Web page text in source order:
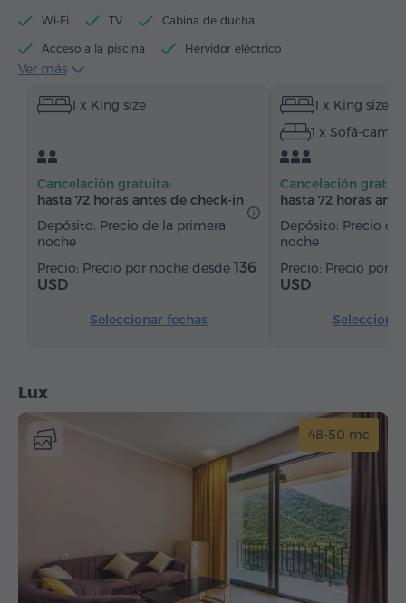
Wi-Fi TV Cabina de ducha
Acceso a la piscina Hervidor eléctrico
Artículos de tocador
Secador de pelo
Sofá
Sillón
Refriderador Agua embotellada Té/Café
Ver más
1 x King size
Cancelación gratuita:
hasta 72 horas antes de check-in
Depósito: Precio de la primera
noche
Precio por noche desde 136
USD
Seleccionar fechas
1 x King size
1 x Sofá-cama
Cancelación
hasta 72 horas
Depósito: Precio
noche
Precio por
USD
Lux
48-50 mc